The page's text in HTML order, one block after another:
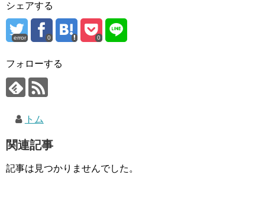
シェアする
error 0 0
フォローする
トム
関連記事
記事は見つかりませんでした。